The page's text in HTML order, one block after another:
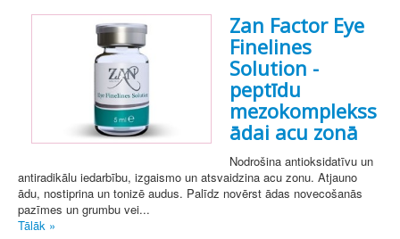
Zan Factor Eye
Finelines
Solution -
peptīdu
mezokomplekss
ādai acu zonā
Nodrošina antioksidatīvu un
antiradikālu iedarbību, izgaismo un atsvaidzina acu zonu. Atjauno
ādu, nostiprina un tonizē audus. Palīdz novērst ādas novecošanās
pazīmes un grumbu vei...
Tālāk »